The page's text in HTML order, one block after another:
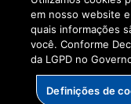
Executiva de
Transformação
em nosso website
quais informações
você. Conforme
da LGPD no
Definições de